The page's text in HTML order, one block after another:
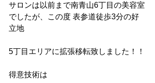
サロンは以前まで南青山6丁目の美容室
でしたが、この度 表参道徒歩3分の好
立地
5丁目エリアに拡張移転致しました！！
得意技術は